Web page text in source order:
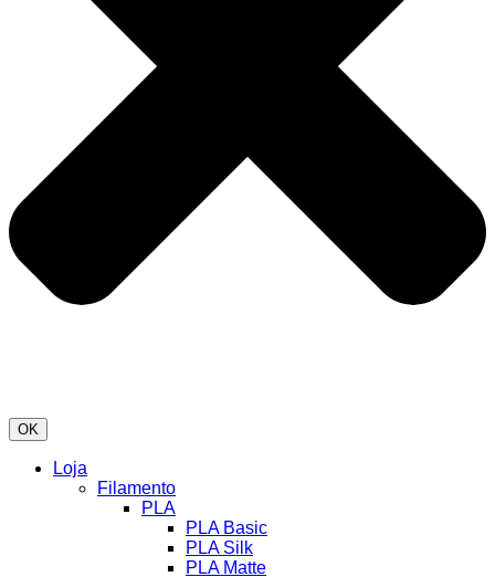
OK
Loja
Filamento
PLA
PLA Basic
PLA Silk
PLA Matte